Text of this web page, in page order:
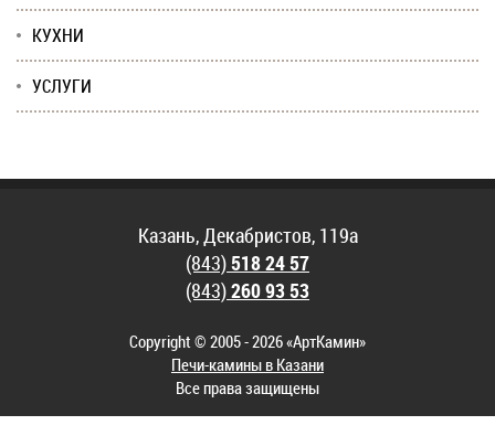
КУХНИ
УСЛУГИ
Казань, Декабристов, 119а
(843)518 24 57
(843)260 93 53
Copyright © 2005 - 2026 «АртКамин»
Печи-камины в Казани
Все права защищены